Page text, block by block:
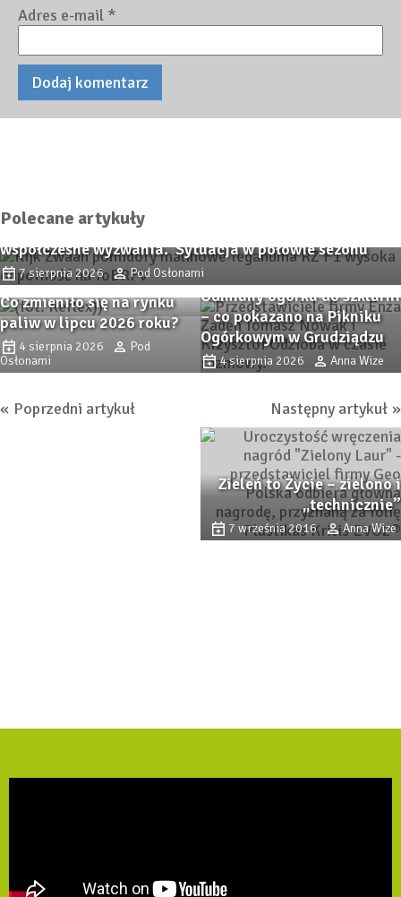
Adres e-mail *
Polecane artykuły
Pomidor TEGANUMA RZ F1 – malinowa odpowiedź na
współczesne wyzwania. Sytuacja w połowie sezonu
7 sierpnia 2026 Pod Osłonami
Co zmieniło się na rynku
paliw w lipcu 2026 roku?
4 sierpnia 2026
Pod
Osłonami
Odmiany ogórka do szklarni
– co pokazano na Pikniku
Ogórkowym w Grudziądzu
4 sierpnia 2026 Anna Wize
Poprzedni artykuł
Wykłady i konsultacje w
Gołuchowie
5 września 2016
Pod
Osłonami
Następny artykuł
Zieleń to Życie – zielono i
„technicznie”
7 września 2016 Anna Wize